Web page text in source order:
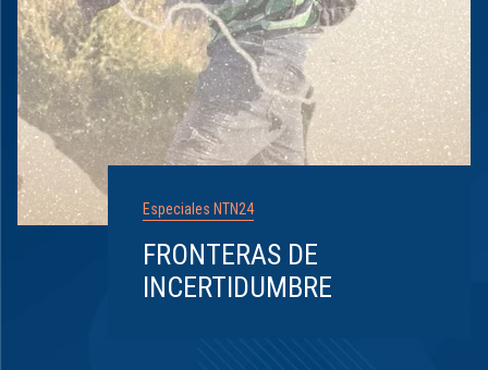
Especiales NTN24
FRONTERAS DE
INCERTIDUMBRE